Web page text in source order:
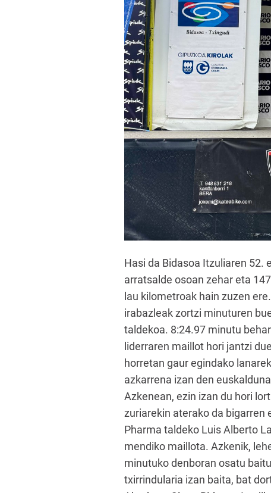
Hasi da Bidasoa Itzuliaren 52.
arratsalde osoan zehar eta
lau kilometroak hain zuzen
irabazleak zortzi minuturen
taldekoa. 8:24.97 minutu
liderraren maillot hori jantzi
horretan gaur egindako
azkarrena izan den
Azkenean, ezin izan du hori
zuriarekin aterako da bigarren
Pharma taldeko Luis Alberto
mendiko maillota. Azkenik,
minutuko denboran osatu
txirrindularia izan baita, bat